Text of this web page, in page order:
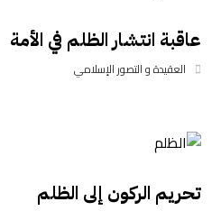
عاقبة انتشار الظلم في الأمة
العقيدة و التصور الإسلامي
تحريم الركون إلى الظلم